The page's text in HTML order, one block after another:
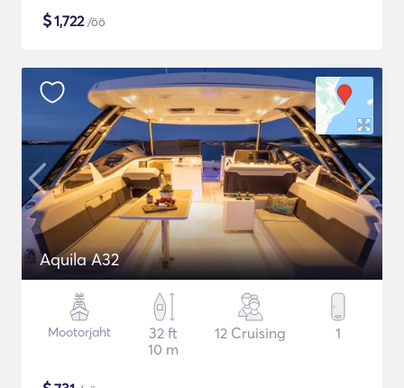
$1,722/öö
Aquila A32
Mootorjaht
32 ft
10 m
12 Cruising 1